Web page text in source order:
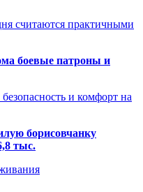
считаются практичными
боевые патроны и
и комфорт на
борисовчанку
тыс.